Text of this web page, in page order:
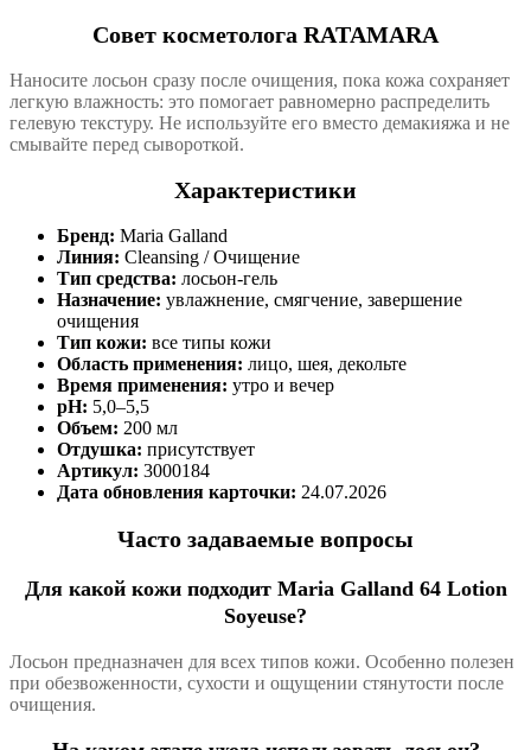
Совет косметолога RATAMARA
Наносите лосьон сразу после очищения, пока кожа сохраняет
легкую влажность: это помогает равномерно распределить
гелевую текстуру. Не используйте его вместо демакияжа и не
смывайте перед сывороткой.
Характеристики
Бренд: Maria Galland
Линия: Cleansing / Очищение
Тип средства: лосьон-гель
Назначение: увлажнение, смягчение, завершение
очищения
Тип кожи: все типы кожи
Область применения: лицо, шея, декольте
Время применения: утро и вечер
pH: 5,0–5,5
Объем: 200 мл
Отдушка: присутствует
Артикул: 3000184
Дата обновления карточки: 24.07.2026
Часто задаваемые вопросы
Для какой кожи подходит Maria Galland 64 Lotion
Soyeuse?
Лосьон предназначен для всех типов кожи. Особенно полезен
при обезвоженности, сухости и ощущении стянутости после
очищения.